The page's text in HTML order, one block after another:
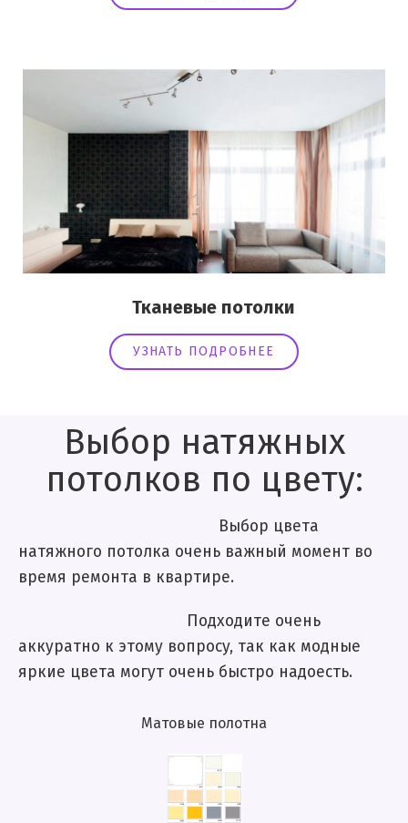
Тканевые потолки
УЗНАТЬ ПОДРОБНЕЕ
Выбор натяжных
потолков по цвету:
Выбор цвета
натяжного потолка очень важный момент во
время ремонта в квартире.
Подходите очень
аккуратно к этому вопросу, так как модные
яркие цвета могут очень быстро надоесть.
Матовые полотна